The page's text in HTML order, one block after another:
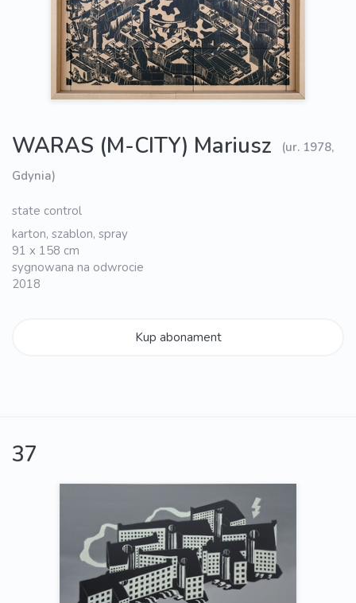
WARAS (M-CITY) Mariusz
(ur. 1978,
Gdynia)
state control
karton, szablon, spray
91 x 158 cm
sygnowana na odwrocie
2018
Kup abonament
37